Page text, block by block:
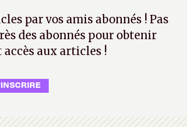
par vos amis abonnés ! Pas
des abonnés pour obtenir
aux articles !